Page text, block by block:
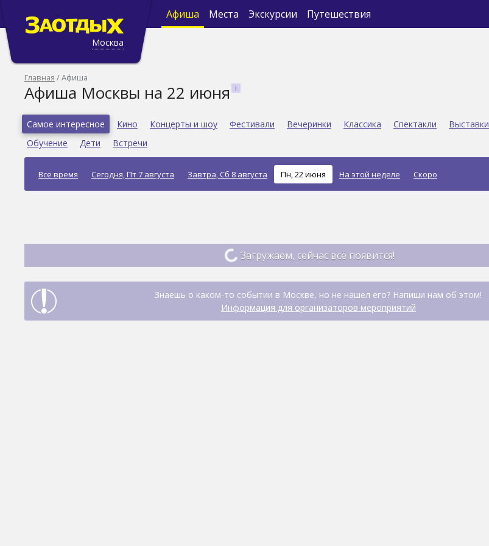
Москва
Афиша Места Экскурсии Путешествия
Главная Афиша
Афиша Москвы на 22 июня
Самое интересное Кино Концерты и шоу Фестивали Вечеринки Классика Спектакли Выставки
Обучение
Дети Встречи
Все время Сегодня, Пт 7 августа Завтра, Сб 8 августа Пн, 22 июня На этой неделе Скоро
Загружаем, сейчас всё появится!
Знаешь о каком-то событии в Москве, но не нашел его? Напиши нам об этом!
Информация для организаторов мероприятий